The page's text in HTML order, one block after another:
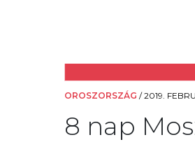
OROSZORSZÁG /2019.
8 nap